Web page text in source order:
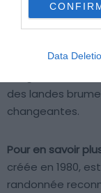
Data
Pourquoi nous
immersion dans
des landes
changeantes.
Pour en savoir
créée en 1980,
randonnée